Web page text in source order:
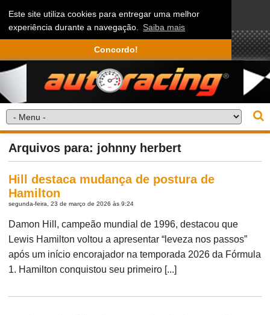
Este site utiliza cookies para entregar uma melhor
experiência durante a navegação. Saiba mais
Concordo!
Arquivos para: johnny herbert
Hill destaca mudança de postura de
Hamilton
segunda-feira, 23 de março de 2026 às 9:24
Damon Hill, campeão mundial de 1996, destacou que
Lewis Hamilton voltou a apresentar “leveza nos passos”
após um início encorajador na temporada 2026 da Fórmula
1. Hamilton conquistou seu primeiro [...]